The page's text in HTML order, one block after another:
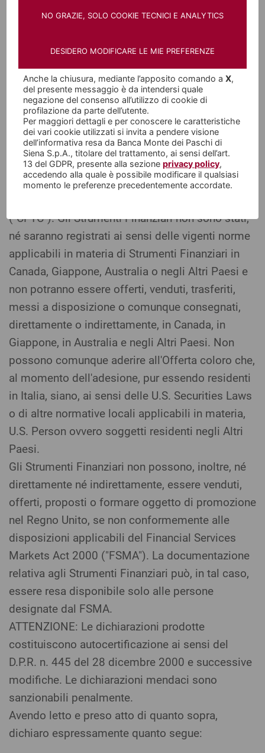
statunitense ha approvato o negato
degli Strumenti Finanziari o si è pronunciata
sull'accuratezza o inaccuratezza del Prospetto
Informativo e/o delle Condizioni Definitive
relative a ciascun prestito o offerta degli
Strumenti Finanziari. Conformemente alle
disposizioni dello United States Commodity
Exchange Act, la negoziazione degli Strumenti
Finanziari non è stata autorizzata dalla United
("CFTC"). Gli Strumenti Finanziari non sono stati,
né saranno registrati ai sensi delle vigenti norme
applicabili in materia di Strumenti Finanziari in
Canada, Giappone, Australia o negli Altri Paesi e
non potranno essere offerti, venduti, trasferiti,
messi a disposizione o comunque consegnati,
direttamente o indirettamente, in Canada, in
Giappone, in Australia e negli Altri Paesi. Non
possono comunque aderire all'Offerta coloro che,
al momento dell'adesione, pur essendo residenti
in Italia, siano, ai sensi delle U.S. Securities Laws
o di altre normative locali applicabili in materia,
U.S. Person ovvero soggetti residenti negli Altri
Paesi.
Gli Strumenti Finanziari non possono, inoltre, né
direttamente né indirettamente, essere venduti,
offerti, proposti o formare oggetto di promozione
nel Regno Unito, se non conformemente alle
disposizioni applicabili del Financial Services
Markets Act 2000 ("FSMA"). La documentazione
relativa agli Strumenti Finanziari può, in tal caso,
essere resa disponibile solo alle persone
designate dal FSMA.
ATTENZIONE: Le dichiarazioni prodotte
costituiscono autocertificazione ai sensi del
D.P.R. n. 445 del 28 dicembre 2000 e successive
modifiche. Le dichiarazioni mendaci sono
sanzionabili penalmente.
Avendo letto e preso atto di quanto sopra,
dichiaro espressamente quanto segue:
NO GRAZIE, SOLO COOKIE TECNICI E ANALYTICS
DESIDERO MODIFICARE LE MIE PREFERENZE
Anche la chiusura, mediante l’apposito comando aX,
del presente messaggio è da intendersi quale
negazione del consenso all’utilizzo di cookie di
profilazione da parte dell’utente.
Per maggiori dettagli e per conoscere le caratteristiche
dei vari cookie utilizzati si invita a pendere visione
dell’informativa resa da Banca Monte dei Paschi di
Siena S.p.A., titolare del trattamento, ai sensi dell’art.
13 del GDPR, presente alla sezioneprivacy policy,
accedendo alla quale è possibile modificare il qualsiasi
momento le preferenze precedentemente accordate.